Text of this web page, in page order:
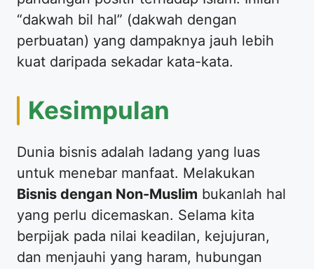
“dakwah bil hal” (dakwah dengan
perbuatan) yang dampaknya jauh lebih
kuat daripada sekadar kata-kata.
​Kesimpulan
​Dunia bisnis adalah ladang yang luas
untuk menebar manfaat. Melakukan
Bisnis dengan Non-Muslim bukanlah hal
yang perlu dicemaskan. Selama kita
berpijak pada nilai keadilan, kejujuran,
dan menjauhi yang haram, hubungan